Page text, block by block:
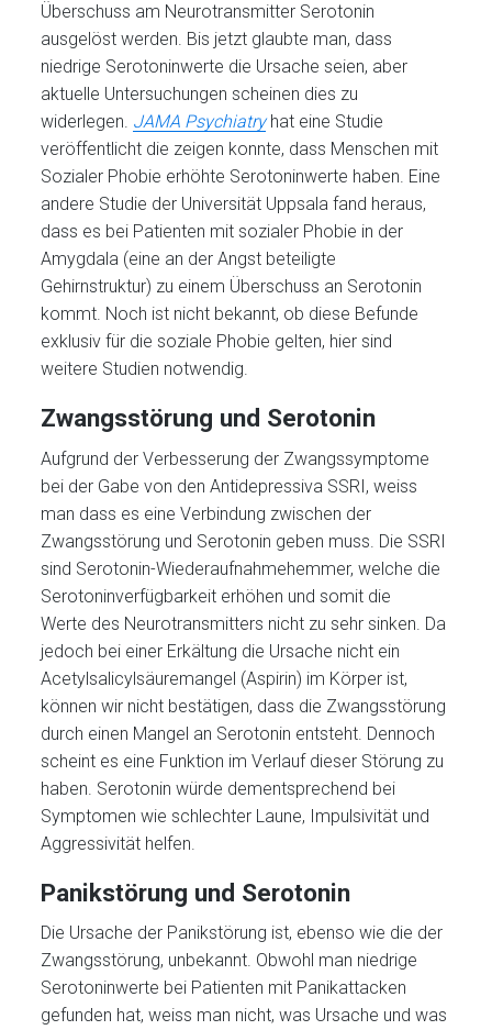
Überschuss am Neurotransmitter Serotonin
ausgelöst werden. Bis jetzt glaubte man, dass
niedrige Serotoninwerte die Ursache seien, aber
aktuelle Untersuchungen scheinen dies zu
widerlegen. JAMA Psychiatry hat eine Studie
veröffentlicht die zeigen konnte, dass Menschen mit
Sozialer Phobie erhöhte Serotoninwerte haben. Eine
andere Studie der Universität Uppsala fand heraus,
dass es bei Patienten mit sozialer Phobie in der
Amygdala (eine an der Angst beteiligte
Gehirnstruktur) zu einem Überschuss an Serotonin
kommt. Noch ist nicht bekannt, ob diese Befunde
exklusiv für die soziale Phobie gelten, hier sind
weitere Studien notwendig.
Zwangsstörung und Serotonin
Aufgrund der Verbesserung der Zwangssymptome
bei der Gabe von den Antidepressiva SSRI, weiss
man dass es eine Verbindung zwischen der
Zwangsstörung und Serotonin geben muss. Die SSRI
sind Serotonin-Wiederaufnahmehemmer, welche die
Serotoninverfügbarkeit erhöhen und somit die
Werte des Neurotransmitters nicht zu sehr sinken. Da
jedoch bei einer Erkältung die Ursache nicht ein
Acetylsalicylsäuremangel (Aspirin) im Körper ist,
können wir nicht bestätigen, dass die Zwangsstörung
durch einen Mangel an Serotonin entsteht. Dennoch
scheint es eine Funktion im Verlauf dieser Störung zu
haben. Serotonin würde dementsprechend bei
Symptomen wie schlechter Laune, Impulsivität und
Aggressivität helfen.
Panikstörung und Serotonin
Die Ursache der Panikstörung ist, ebenso wie die der
Zwangsstörung, unbekannt. Obwohl man niedrige
Serotoninwerte bei Patienten mit Panikattacken
gefunden hat, weiss man nicht, was Ursache und was